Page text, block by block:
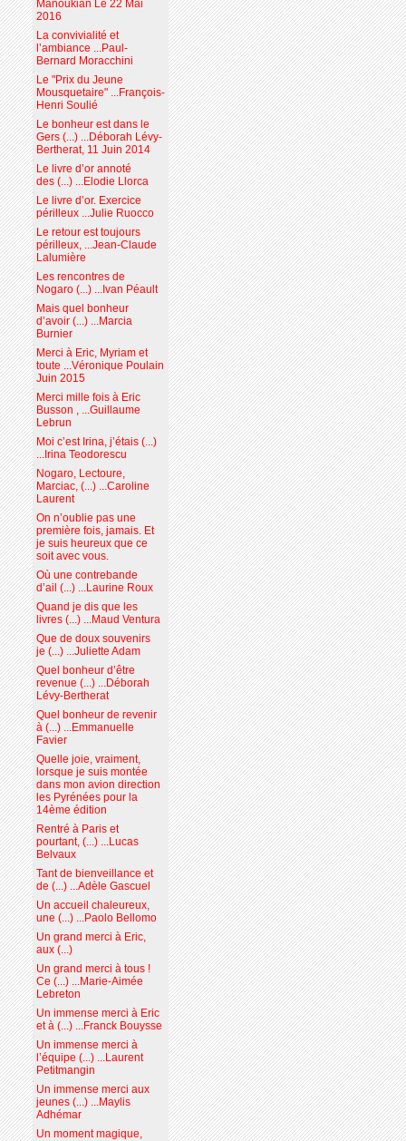
Manoukian Le 22 Mai
2016
La convivialité et
l’ambiance ...Paul-
Bernard Moracchini
Le "Prix du Jeune
Mousquetaire" ...François-
Henri Soulié
Le bonheur est dans le
Gers (...) ...Déborah Lévy-
Bertherat, 11 Juin 2014
Le livre d’or annoté
des (...) ...Elodie Llorca
Le livre d’or. Exercice
périlleux ...Julie Ruocco
Le retour est toujours
périlleux, ...Jean-Claude
Lalumière
Les rencontres de
Nogaro (...) ...Ivan Péault
Mais quel bonheur
d’avoir (...) ...Marcia
Burnier
Merci à Eric, Myriam et
toute ...Véronique Poulain
Juin 2015
Merci mille fois à Eric
Busson , ...Guillaume
Lebrun
Moi c’est Irina, j’étais (...)
...Irina Teodorescu
Nogaro, Lectoure,
Marciac, (...) ...Caroline
Laurent
On n’oublie pas une
première fois, jamais. Et
je suis heureux que ce
soit avec vous.
Où une contrebande
d’ail (...) ...Laurine Roux
Quand je dis que les
livres (...) ...Maud Ventura
Que de doux souvenirs
je (...) ...Juliette Adam
Quel bonheur d’être
revenue (...) ...Déborah
Lévy-Bertherat
Quel bonheur de revenir
à (...) ...Emmanuelle
Favier
Quelle joie, vraiment,
lorsque je suis montée
dans mon avion direction
les Pyrénées pour la
14ème édition
Rentré à Paris et
pourtant, (...) ...Lucas
Belvaux
Tant de bienveillance et
de (...) ...Adèle Gascuel
Un accueil chaleureux,
une (...) ...Paolo Bellomo
Un grand merci à Eric,
aux (...)
Un grand merci à tous !
Ce (...) ...Marie-Aimée
Lebreton
Un immense merci à Eric
et à (...) ...Franck Bouysse
Un immense merci à
l’équipe (...) ...Laurent
Petitmangin
Un immense merci aux
jeunes (...) ...Maylis
Adhémar
Un moment magique,